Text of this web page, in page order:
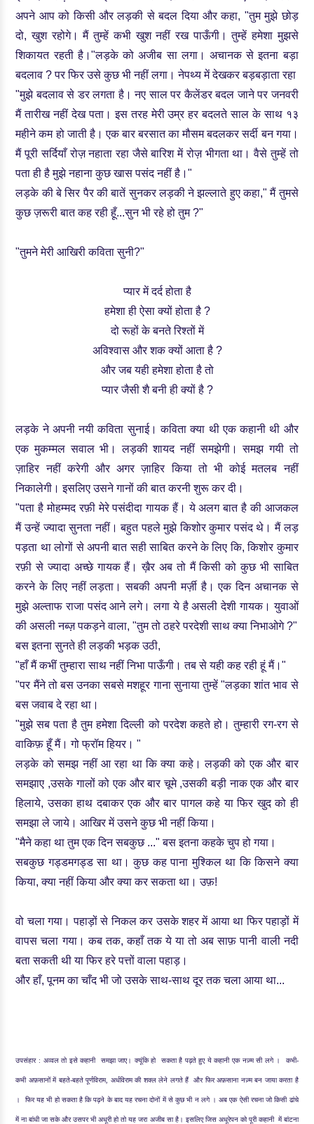
अपने आप को किसी और लड़की से बदल दिया और कहा, "तुम मुझे छोड़
दो, खुश रहोगे। मैं तुम्हें कभी खुश नहीं रख पाऊँगी। तुम्हें हमेशा मुझसे
शिकायत रहती है।"लड़के को अजीब सा लगा। अचानक से इतना बड़ा
बदलाव ? पर फिर उसे कुछ भी नहीं लगा। नेपथ्य में देखकर बड़बड़ाता रहा
"मुझे बदलाव से डर लगता है। नए साल पर कैलेंडर बदल जाने पर जनवरी
मैं तारीख नहीं देख पता। इस तरह मेरी उम्र हर बदलते साल के साथ १३
महीने कम हो जाती है। एक बार बरसात का मौसम बदलकर सर्दी बन गया।
मैं पूरी सर्दियाँ रोज़ नहाता रहा जैसे बारिश में रोज़ भीगता था। वैसे तुम्हें तो
पता ही है मुझे नहाना कुछ खास पसंद नहीं है।"
लड़के की बे सिर पैर की बातें सुनकर लड़की ने झल्लाते हुए कहा," मैं तुमसे
कुछ ज़रूरी बात कह रही हूँ...सुन भी रहे हो तुम ?"
"तुमने मेरी आखिरी कविता सुनी?"
प्यार में दर्द होता है
हमेशा ही ऐसा क्यों होता है ?
दो रूहों के बनते रिश्तों में
अविश्वास और शक क्यों आता है ?
और जब यही हमेशा होता है तो
प्यार जैसी शै बनी ही क्यों है ?
लड़के ने अपनी नयी कविता सुनाई। कविता क्या थी एक कहानी थी और
एक मुकम्मल सवाल भी। लड़की शायद नहीं समझेगी। समझ गयी तो
ज़ाहिर नहीं करेगी और अगर ज़ाहिर किया तो भी कोई मतलब नहीं
निकालेगी। इसलिए उसने गानों की बात करनी शुरू कर दी।
"पता है मोहम्मद रफ़ी मेरे पसंदीदा गायक हैं। ये अलग बात है की आजकल
मैं उन्हें ज्यादा सुनता नहीं। बहुत पहले मुझे किशोर कुमार पसंद थे। मैं लड़
पड़ता था लोगों से अपनी बात सही साबित करने के लिए कि, किशोर कुमार
रफ़ी से ज्यादा अच्छे गायक हैं। ख़ैर अब तो मैं किसी को कुछ भी साबित
करने के लिए नहीं लड़ता। सबकी अपनी मर्ज़ी है। एक दिन अचानक से
मुझे अल्ताफ राजा पसंद आने लगे। लगा ये है असली देशी गायक। युवाओं
की असली नब्ज़ पकड़ने वाला, "तुम तो ठहरे परदेशी साथ क्या निभाओगे ?"
बस इतना सुनते ही लड़की भड़क उठी,
"हाँ मैं कभीं तुम्हारा साथ नहीं निभा पाऊँगी। तब से यही कह रही हूं मैं।"
"पर मैंने तो बस उनका सबसे मशहूर गाना सुनाया तुम्हें "लड़का शांत भाव से
बस जवाब दे रहा था।
"मुझे सब पता है तुम हमेशा दिल्ली को परदेश कहते हो। तुम्हारी रग-रग से
वाकिफ़ हूँ मैं। गो फ्रॉम हियर। "
लड़के को समझ नहीं आ रहा था कि क्या कहे। लड़की को एक और बार
समझाए ,उसके गालों को एक और बार चूमे ,उसकी बड़ी नाक एक और बार
हिलाये, उसका हाथ दबाकर एक और बार पागल कहे या फिर खुद को ही
समझा ले जाये। आखिर में उसने कुछ भी नहीं किया।
"मैने कहा था तुम एक दिन सबकुछ ..." बस इतना कहके चुप हो गया।
सबकुछ गड्डमगड्ड सा था। कुछ कह पाना मुश्किल था कि किसने क्या
किया, क्या नहीं किया और क्या कर सकता था। उफ़!
वो चला गया। पहाड़ों से निकल कर उसके शहर में आया था फिर पहाड़ों में
वापस चला गया। कब तक, कहाँ तक ये या तो अब साफ़ पानी वाली नदी
बता सकती थी या फिर हरे पत्तों वाला पहाड़।
और हाँ, पूनम का चाँद भी जो उसके साथ-साथ दूर तक चला आया था...
उपसंहार : अव्वल तो इसे कहानी समझा जाए। क्यूंकि हो सकता है पढ़ते हुए ये कहानी एक नज़्म सी लगे । कभी-
कभी अफ़सानों में बहते-बहते पूर्णविराम, अर्धविराम की शक्ल लेने लगते हैं और फिर अफ़साना नज़्म बन जाया करता है
। फिर यह भी हो सकता है कि पढ़ने के बाद यह रचना दोनों में से कुछ भी न लगे । अब एक ऐसी रचना जो किसी ढांचे
में ना बांधी जा सके और उसपर भी अधूरी हो तो यह जरा अजीब सा है। इसलिए जिस अधूरेपन को पूरी कहानी में बांटना